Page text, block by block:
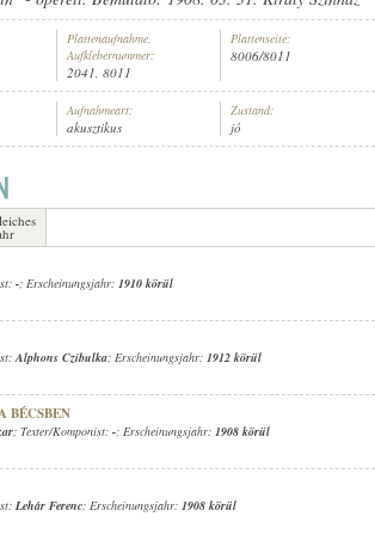
Plattenaufnahme,
Aufklebernummer:
2041, 8011
Plattenseite:
8006/8011
Aufnahmeart:
akusztikus
Zustand:
jó
-; Erscheinungsjahr: 1910 körül
Alphons Czibulka; Erscheinungsjahr: 1912 körül
BÉCSBEN
; Texter/Komponist: -; Erscheinungsjahr: 1908 körül
Lehár Ferenc; Erscheinungsjahr: 1908 körül